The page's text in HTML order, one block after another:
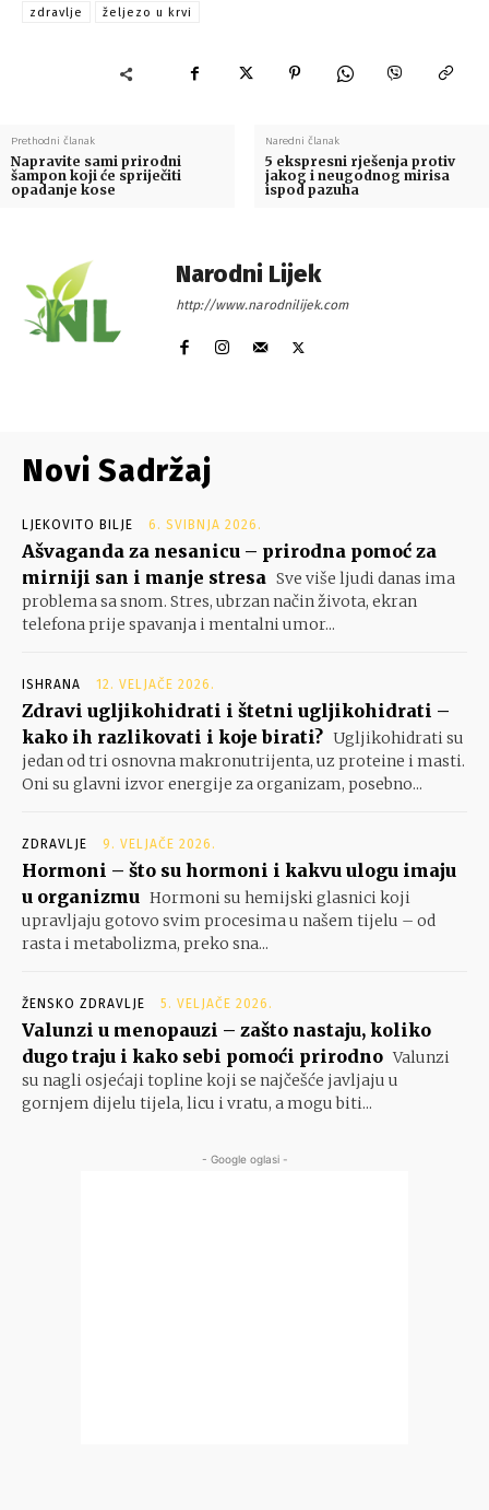
zdravlje
željezo u krvi
Prethodni članak
Napravite sami prirodni
šampon koji će spriječiti
opadanje kose
Naredni članak
5 ekspresni rješenja protiv
jakog i neugodnog mirisa
ispod pazuha
Narodni Lijek
http://www.narodnilijek.com
Novi Sadržaj
LJEKOVITO BILJE 6. SVIBNJA 2026.
Ašvaganda za nesanicu – prirodna pomoć za
mirniji san i manje stresa Sve više ljudi danas ima
problema sa snom. Stres, ubrzan način života, ekran
telefona prije spavanja i mentalni umor...
ISHRANA 12. VELJAČE 2026.
Zdravi ugljikohidrati i štetni ugljikohidrati –
kako ih razlikovati i koje birati? Ugljikohidrati su
jedan od tri osnovna makronutrijenta, uz proteine i masti.
Oni su glavni izvor energije za organizam, posebno...
ZDRAVLJE 9. VELJAČE 2026.
Hormoni – što su hormoni i kakvu ulogu imaju
u organizmu Hormoni su hemijski glasnici koji
upravljaju gotovo svim procesima u našem tijelu – od
rasta i metabolizma, preko sna...
ŽENSKO ZDRAVLJE 5. VELJAČE 2026.
Valunzi u menopauzi – zašto nastaju, koliko
dugo traju i kako sebi pomoći prirodno Valunzi
su nagli osjećaji topline koji se najčešće javljaju u
gornjem dijelu tijela, licu i vratu, a mogu biti...
- Google oglasi -